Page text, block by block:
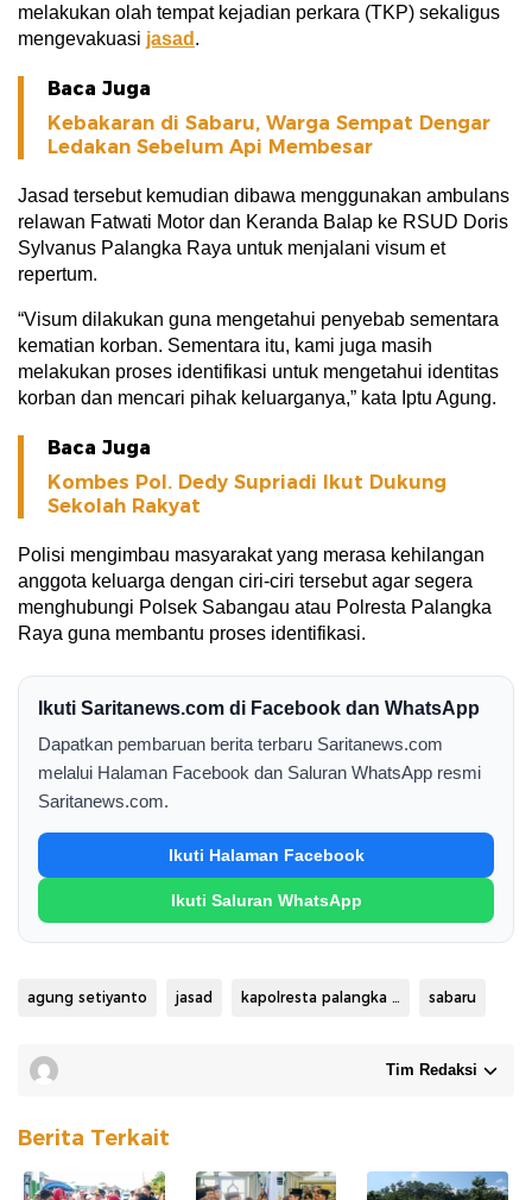
melakukan olah tempat kejadian perkara (TKP) sekaligus
mengevakuasi jasad .
Baca Juga
Kebakaran di Sabaru, Warga Sempat Dengar
Ledakan Sebelum Api Membesar
Jasad tersebut kemudian dibawa menggunakan ambulans
relawan Fatwati Motor dan Keranda Balap ke RSUD Doris
Sylvanus Palangka Raya untuk menjalani visum et
repertum.
“Visum dilakukan guna mengetahui penyebab sementara
kematian korban. Sementara itu, kami juga masih
melakukan proses identifikasi untuk mengetahui identitas
korban dan mencari pihak keluarganya,” kata Iptu Agung.
Baca Juga
Kombes Pol. Dedy Supriadi Ikut Dukung
Sekolah Rakyat
Polisi mengimbau masyarakat yang merasa kehilangan
anggota keluarga dengan ciri-ciri tersebut agar segera
menghubungi Polsek Sabangau atau Polresta Palangka
Raya guna membantu proses identifikasi.
Ikuti Saritanews.com di Facebook dan WhatsApp
Dapatkan pembaruan berita terbaru Saritanews.com
melalui Halaman Facebook dan Saluran WhatsApp resmi
Saritanews.com.
Ikuti Halaman Facebook
Ikuti Saluran WhatsApp
agung setiyanto jasad kapolresta palangka raya sabaru
Tim Redaksi
Berita Terkait